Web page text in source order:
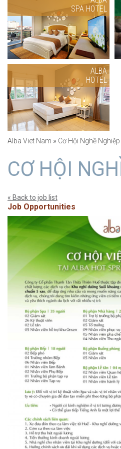
SPA HOTEL
ALBA
HOTEL
Alba Viet Nam » Cơ Hội Nghề Nghiệp
CƠ HỘI
« Back to job list
Job Opportunities